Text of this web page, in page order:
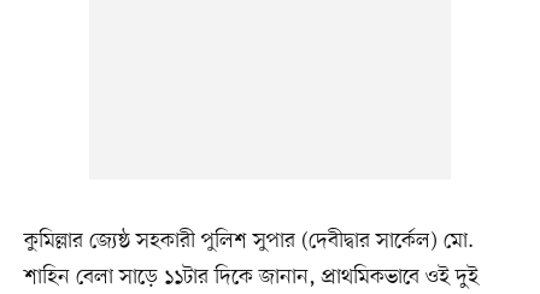
কুমিল্লার জ্যেষ্ঠ সহকারী পুলিশ সুপার (দেবীদ্বার সার্কেল) মো.
শাহিন বেলা সাড়ে ১১টার দিকে জানান, প্রাথমিকভাবে ওই দুই